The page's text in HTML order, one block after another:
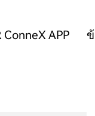
ConneX APP